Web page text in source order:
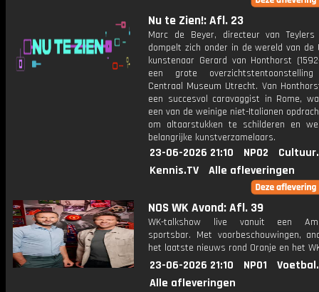
Nu te Zien!: Afl. 23
Marc de Beyer, directeur van Teylers
dompelt zich onder in de wereld van de
kunstenaar Gerard van Honthorst
een grote
Centraal Museum Utrecht. Van
een succesvol caravaggist in Rome,
een van de weinige niet-Italianen
om altaarstukken te schilderen en
belangrijke kunstverzamelaars.
23-06-2026 21:10 NPO2
Kennis.TV
Alle afleveringen
NOS WK Avond: Afl. 39
WK-talkshow live vanuit een
sportsbar. Met voorbeschouwingen,
het laatste nieuws rond Oranje en het
23-06-2026 21:10 NPO1
Alle afleveringen